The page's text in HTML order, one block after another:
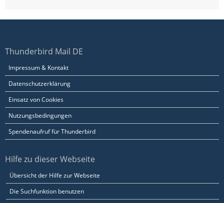
Thunderbird Mail DE
Impressum & Kontakt
Datenschutzerklärung
Einsatz von Cookies
Nutzungsbedingungen
Spendenaufruf für Thunderbird
Hilfe zu dieser Webseite
Übersicht der Hilfe zur Webseite
Die Suchfunktion benutzen